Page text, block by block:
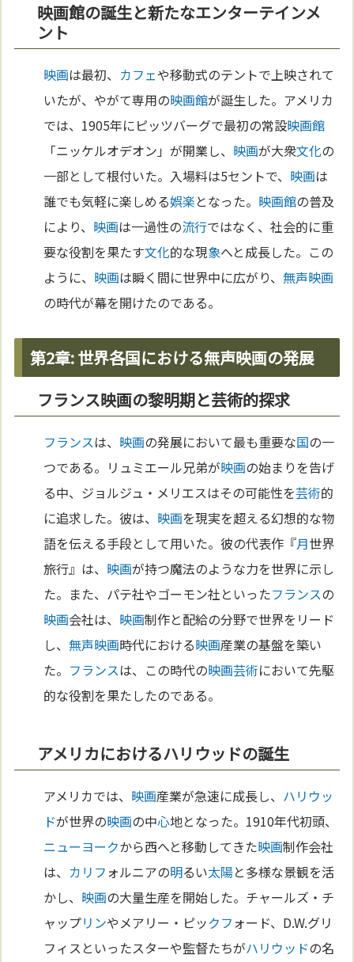
映画館の誕生と新たなエンターテインメ
ント
映画は最初、 カフェや移動式のテントで上映されて
いたが、やがて専用の映画館が誕生した。アメリカ
では、1905年にピッツバーグで最初の常設映画館
「ニッケルオデオン」が開業し、 映画が大衆文化の
一部として根付いた。入場料は5セントで、 映画は
誰でも気軽に楽しめる娯楽となった。 映画館の普及
により、 映画は一過性の流行ではなく、社会的に重
要な役割を果たす文化的な現象へと成長した。この
ように、 映画は瞬く間に世界中に広がり、無声映画
の時代が幕を開けたのである。
第2章: 世界各国における無声映画の発展
フランス映画の黎明期と芸術的探求
フランスは、 映画の発展において最も重要な国の一
つである。リュミエール兄弟が映画の始まりを告げ
る中、ジョルジュ・メリエスはその可能性を芸術的
に追求した。彼は、 映画を現実を超える幻想的な物
語を伝える手段として用いた。彼の代表作『月世界
旅行』は、 映画が持つ魔法のような力を世界に示し
た。また、パテ社やゴーモン社といったフランスの
映画会社は、 映画制作と配給の分野で世界をリード
し、無声映画時代における映画産業の基盤を築い
た。 フランスは、この時代の映画芸術において先駆
的な役割を果たしたのである。
アメリカにおけるハリウッドの誕生
アメリカでは、 映画産業が急速に成長し、 ハリウッ
ドが世界の映画の中心地となった。1910年代初頭、
ニューヨークから西へと移動してきた映画制作会社
は、 カリフ ォルニアの明るい太陽と多様な景観を活
かし、 映画の大量生産を開始した。チャールズ・チ
ャップリンやメアリー・ピックフ ォード、D.W.グリ
フィスといったスターや監督たちがハリウッドの名